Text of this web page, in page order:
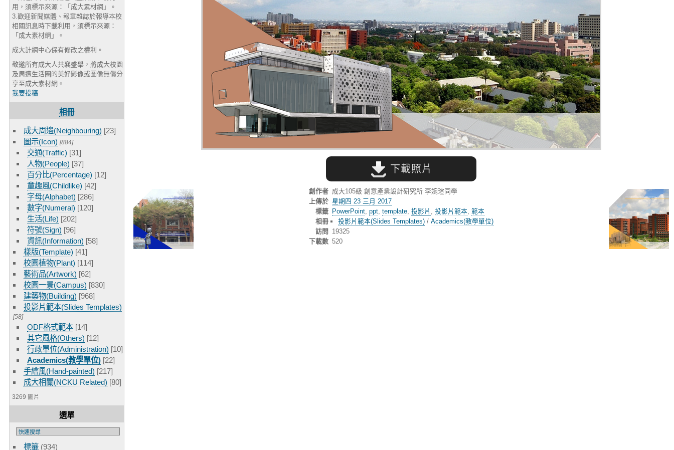
用，須標示來源：「成大素材網」。
3.歡迎新聞媒體、報章雜誌於報導本校
相關訊息時下載利用，須標示來源：
「成大素材網」。
成大計網中心保有修改之權利。
敬邀所有成大人共襄盛舉，將成大校園
及周遭生活圈的美好影像或圖像無償分
享至成大素材網。
我要投稿
相冊
成大周邊(Neighbouring) [23]
圖示(Icon) [884]
交通(Traffic) [31]
人物(People) [37]
百分比(Percentage) [12]
童趣風(Childlike) [42]
字母(Alphabet) [286]
數字(Numeral) [120]
生活(Life) [202]
符號(Sign) [96]
資訊(Information) [58]
樣版(Template) [41]
校園植物(Plant) [114]
藝術品(Artwork) [62]
校園一景(Campus) [830]
建築物(Building) [968]
投影片範本(Slides Templates)
[58]
ODF格式範本 [14]
其它風格(Others) [12]
行政單位(Administration) [10]
Academics(教學單位) [22]
手繪風(Hand-painted) [217]
成大相關(NCKU Related) [80]
3269 圖片
選單
標籤 (934)
下載照片
創作者 成大105級 創意產業設計研究所 李婉瑄同學
上傳於 星期四 23 三月 2017
標籤 PowerPoint, ppt, template, 投影片 投影片範本, 範本
相冊
投影片範本(Slides Templates) /Academics(教學單位)
訪問
19325
下載數 520